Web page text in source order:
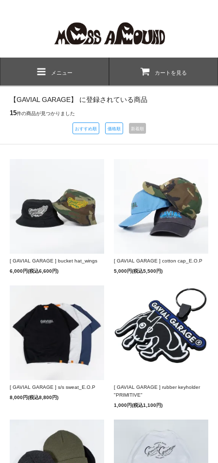
メニュー カートを見る
【GAVIAL GARAGE】 に登録されている商品
15件の商品が見つかりました
おすすめ順 価格順 新着順
[ GAVIAL GARAGE ] bucket hat_wings
6,000円(税込6,600円)
[ GAVIAL GARAGE ] cotton cap_E.O.P
5,000円(税込5,500円)
[ GAVIAL GARAGE ] s/s sweat_E.O.P
8,000円(税込8,800円)
[ GAVIAL GARAGE ] rubber keyholder
"PRIMITIVE"
1,000円(税込1,100円)